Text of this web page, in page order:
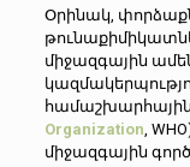
Օրինակ,
միջազգային
Organization ,
միջազգային